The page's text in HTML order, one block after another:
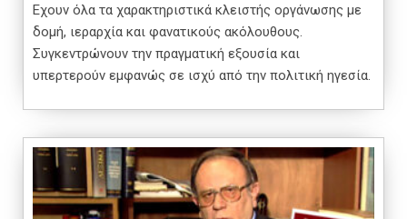
Εχουν όλα τα χαρακτηριστικά κλειστής οργάνωσης με
δομή, ιεραρχία και φανατικούς ακόλουθους.
Συγκεντρώνουν την πραγματική εξουσία και
υπερτερούν εμφανώς σε ισχύ από την πολιτική ηγεσία.